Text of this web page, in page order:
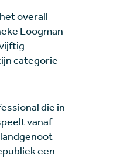
overall
Loogman
categorie
die in
vanaf
een